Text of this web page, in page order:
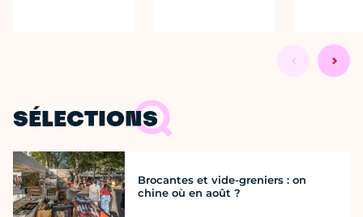
SÉLECTIONS
Brocantes et vide-greniers : on
chine où en août ?